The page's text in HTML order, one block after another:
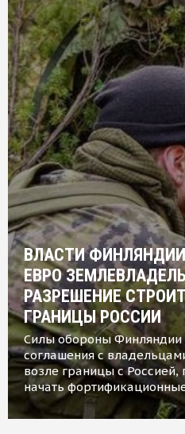
ВЛАСТИ
ЕВРО
РАЗРЕШЕНИЕ
ГРАНИЦЫ РОССИИ
Силы обороны
соглашения с
возле границы с
начать